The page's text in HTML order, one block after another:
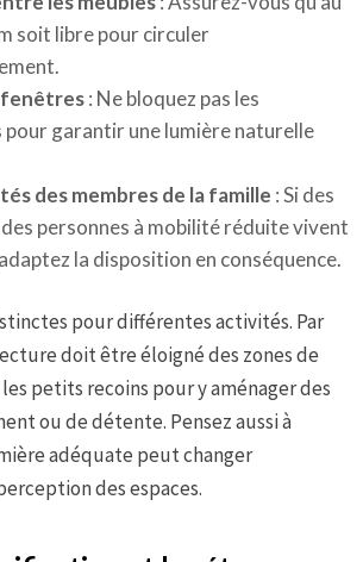
soit libre pour circuler
fenêtres: Ne bloquez pas les
garantir une lumière naturelle
des membres de la famille : Si des
personnes à mobilité réduite vivent
la disposition en conséquence.
pour différentes activités. Par
doit être éloigné des zones de
petits recoins pour y aménager des
ou de détente. Pensez aussi à
adéquate peut changer
des espaces.